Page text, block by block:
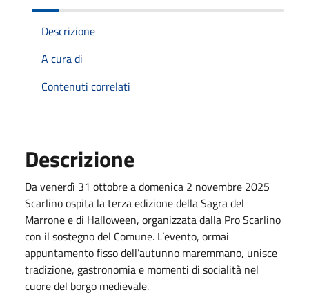
Descrizione
A cura di
Contenuti correlati
Descrizione
Da venerdì 31 ottobre a domenica 2 novembre 2025
Scarlino ospita la terza edizione della Sagra del
Marrone e di Halloween, organizzata dalla Pro Scarlino
con il sostegno del Comune. L’evento, ormai
appuntamento fisso dell’autunno maremmano, unisce
tradizione, gastronomia e momenti di socialità nel
cuore del borgo medievale.